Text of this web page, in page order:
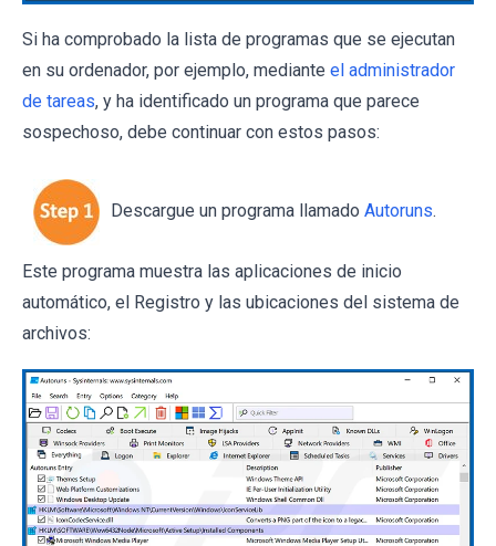
Si ha comprobado la lista de programas que se ejecutan
en su ordenador, por ejemplo, mediante el administrador
de tareas, y ha identificado un programa que parece
sospechoso, debe continuar con estos pasos:
Descargue un programa llamado Autoruns.
Este programa muestra las aplicaciones de inicio
automático, el Registro y las ubicaciones del sistema de
archivos: